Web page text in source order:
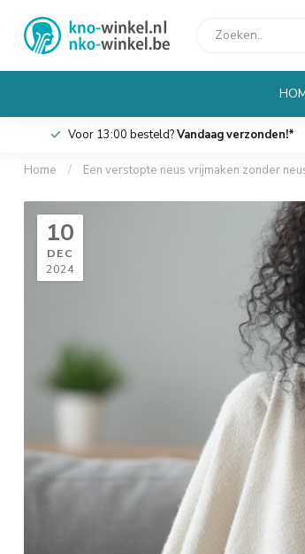
Voor 13:00 besteld?Vandaag verzonden!*
Home / Een verstopte neus vrijmaken zonder
10
DEC
2024